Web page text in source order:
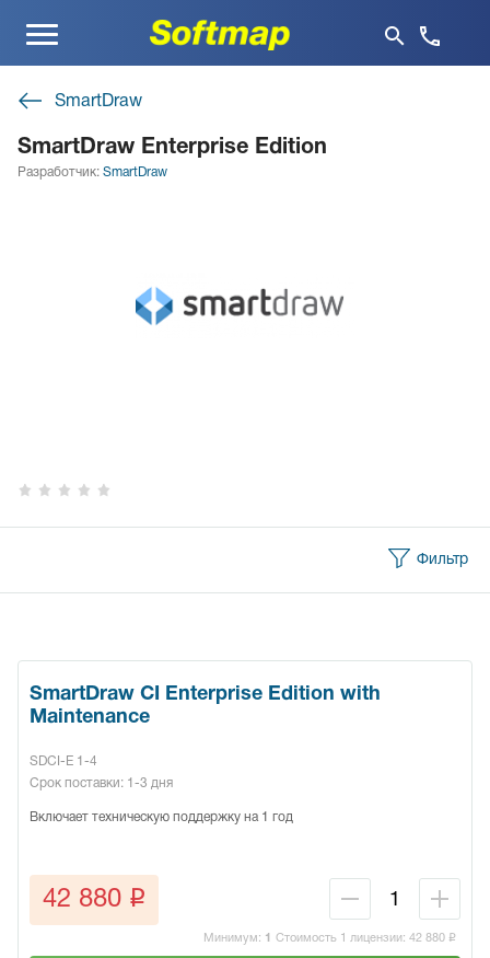
Меню
SmartDraw
SmartDraw Enterprise Edition
Разработчик: SmartDraw
Фильтр
SmartDraw CI Enterprise Edition with
Maintenance
SDCI-E 1-4
Срок поставки: 1-3 дня
Включает техническую поддержку на 1 год
Минимум: 1 Стоимость 1 лицензии: 42 880 q
42 880 q